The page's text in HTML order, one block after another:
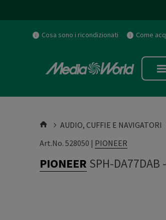
Cosa sono i ricondizionati Come
AUDIO, CUFFIE E NAVIGATORI
Art.No. 528050 | PIONEER
PIONEER SPH-DA77DAB -